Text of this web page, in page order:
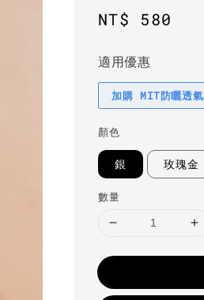
Regular
NT$ 580
適用優惠
加購 MIT防曬透
顏色
銀 玫瑰金
數量